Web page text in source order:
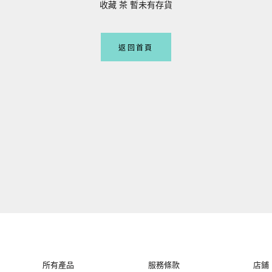
收藏 茶 暫未有存貨
返回首頁
所有產品 服務條款 店鋪